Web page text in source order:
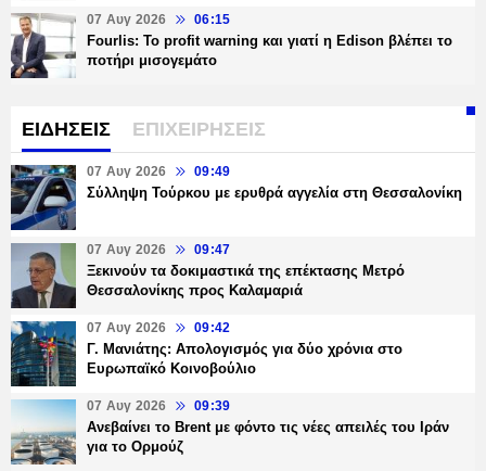
07 Αυγ 2026 06:15
Fourlis: Το profit warning και γιατί η Edison βλέπει το
ποτήρι μισογεμάτο
ΕΙΔΗΣΕΙΣ ΕΠΙΧΕΙΡΗΣΕΙΣ
07 Αυγ 2026 09:49
Σύλληψη Τούρκου με ερυθρά αγγελία στη Θεσσαλονίκη
07 Αυγ 2026 09:47
Ξεκινούν τα δοκιμαστικά της επέκτασης Μετρό
Θεσσαλονίκης προς Καλαμαριά
07 Αυγ 2026 09:42
Γ. Μανιάτης: Απολογισμός για δύο χρόνια στο
Ευρωπαϊκό Κοινοβούλιο
07 Αυγ 2026 09:39
Ανεβαίνει το Brent με φόντο τις νέες απειλές του Ιράν
για το Ορμούζ